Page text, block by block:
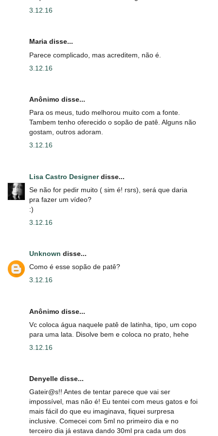
3.12.16
Maria disse...
Parece complicado, mas acreditem, não é.
3.12.16
Anônimo disse...
Para os meus, tudo melhorou muito com a fonte.
Tambem tenho oferecido o sopão de patê. Alguns não
gostam, outros adoram.
3.12.16
Lisa Castro Designerdisse...
Se não for pedir muito ( sim é! rsrs), será que daria
pra fazer um vídeo?
:)
3.12.16
Unknown disse...
Como é esse sopão de patê?
3.12.16
Anônimo disse...
Vc coloca água naquele patê de latinha, tipo, um copo
para uma lata. Disolve bem e coloca no prato, hehe
3.12.16
Denyelle disse...
Gateir@s!! Antes de tentar parece que vai ser
impossível, mas não é! Eu tentei com meus gatos e foi
mais fácil do que eu imaginava, fiquei surpresa
inclusive. Comecei com 5ml no primeiro dia e no
terceiro dia já estava dando 30ml pra cada um dos